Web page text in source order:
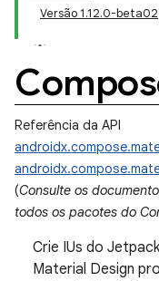
Versão 1.12.0-beta02
Referência da API
(Consulte os
todos os pacotes do
Crie IUs do
Material Design